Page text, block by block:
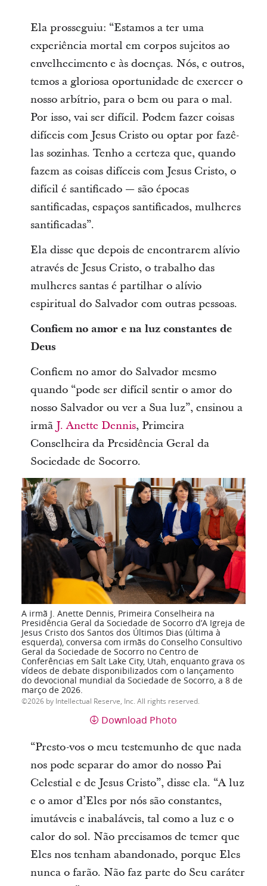
Ela prosseguiu: “Estamos a ter uma
experiência mortal em corpos sujeitos ao
envelhecimento e às doenças. Nós, e outros,
temos a gloriosa oportunidade de exercer o
nosso arbítrio, para o bem ou para o mal.
Por isso, vai ser difícil. Podem fazer coisas
difíceis com Jesus Cristo ou optar por fazê-
las sozinhas. Tenho a certeza que, quando
fazem as coisas difíceis com Jesus Cristo, o
difícil é santificado — são épocas
santificadas, espaços santificados, mulheres
santificadas”.
Ela disse que depois de encontrarem alívio
através de Jesus Cristo, o trabalho das
mulheres santas é partilhar o alívio
espiritual do Salvador com outras pessoas.
Confiem no amor e na luz constantes de
Deus
Confiem no amor do Salvador mesmo
quando “pode ser difícil sentir o amor do
nosso Salvador ou ver a Sua luz”, ensinou a
irmã J. Anette Dennis, Primeira
Conselheira da Presidência Geral da
Sociedade de Socorro.
A irmã J. Anette Dennis, Primeira Conselheira na
Presidência Geral da Sociedade de Socorro d’A Igreja de
Jesus Cristo dos Santos dos Últimos Dias (última à
esquerda), conversa com irmãs do Conselho Consultivo
Geral da Sociedade de Socorro no Centro de
Conferências em Salt Lake City, Utah, enquanto grava os
vídeos de debate disponibilizados com o lançamento
do devocional mundial da Sociedade de Socorro, a 8 de
março de 2026.
2026 by Intellectual Reserve, Inc. All rights reserved.
Download Photo
“Presto-vos o meu testemunho de que nada
nos pode separar do amor do nosso Pai
Celestial e de Jesus Cristo”, disse ela. “A luz
e o amor d’Eles por nós são constantes,
imutáveis e inabaláveis, tal como a luz e o
calor do sol. Não precisamos de temer que
Eles nos tenham abandonado, porque Eles
nunca o farão. Não faz parte do Seu caráter